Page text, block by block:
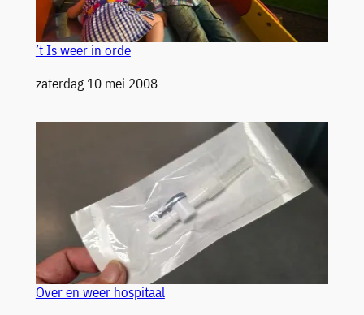
’t Is weer in orde
Datum
zaterdag 10 mei 2008
Over en weer hospitaal